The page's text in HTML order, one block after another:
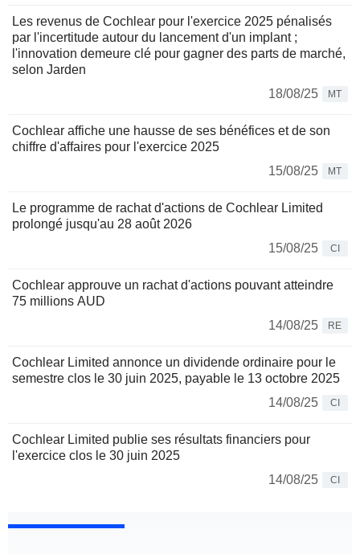
Les revenus de Cochlear pour l'exercice 2025 pénalisés
par l'incertitude autour du lancement d'un implant ;
l'innovation demeure clé pour gagner des parts de marché,
selon Jarden
18/08/25
MT
Cochlear affiche une hausse de ses bénéfices et de son
chiffre d'affaires pour l'exercice 2025
15/08/25
MT
Le programme de rachat d'actions de Cochlear Limited
prolongé jusqu'au 28 août 2026
15/08/25
CI
Cochlear approuve un rachat d'actions pouvant atteindre
75 millions AUD
14/08/25
RE
Cochlear Limited annonce un dividende ordinaire pour le
semestre clos le 30 juin 2025, payable le 13 octobre 2025
14/08/25
CI
Cochlear Limited publie ses résultats financiers pour
l'exercice clos le 30 juin 2025
14/08/25
CI